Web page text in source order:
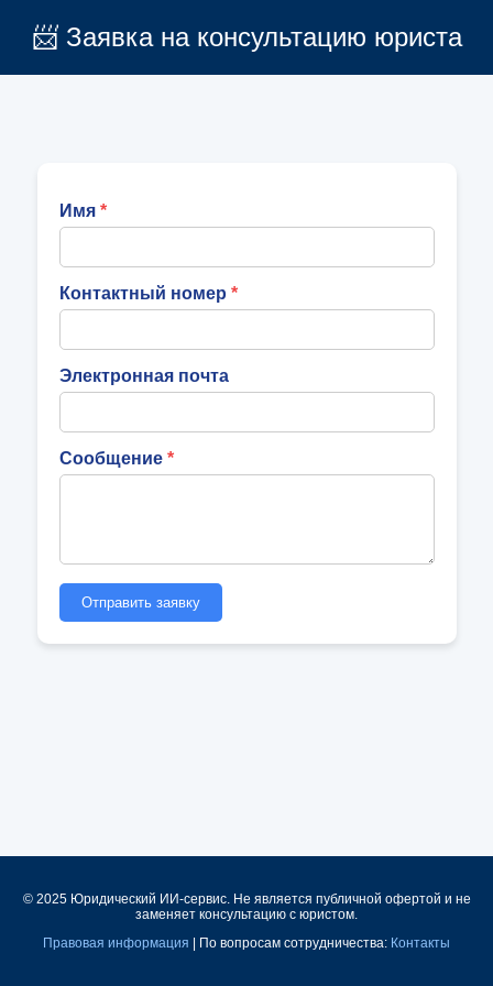
📨 Заявка на консультацию юриста
Имя
Контактный номер
Электронная почта
Сообщение
Отправить заявку
© 2025 Юридический ИИ-сервис. Не является публичной офертой и не
заменяет консультацию с юристом.
Правовая информация | По вопросам сотрудничества: Контакты